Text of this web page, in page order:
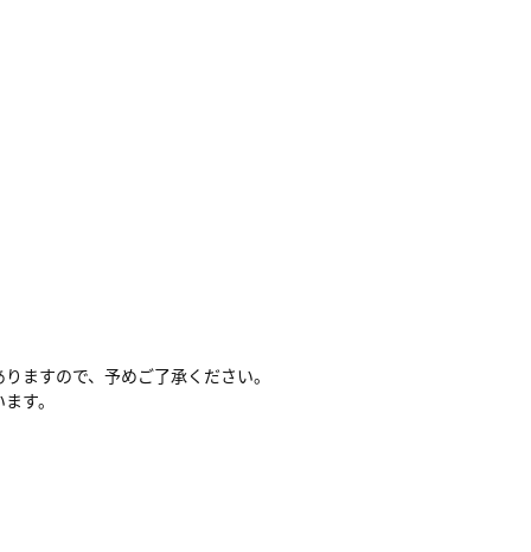
ますので、予めご了承ください。
す。